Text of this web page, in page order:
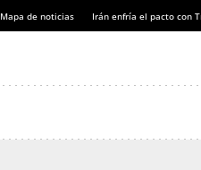
Mapa de noticias Irán enfría el pacto con